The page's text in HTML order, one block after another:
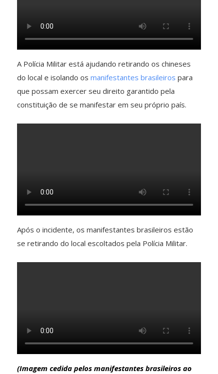
A Polícia Militar está ajudando retirando os chineses
do local e isolando os manifestantes brasileiros para
que possam exercer seu direito garantido pela
constituição de se manifestar em seu próprio país.
Após o incidente, os manifestantes brasileiros estão
se retirando do local escoltados pela Polícia Militar.
(Imagem cedida pelos manifestantes brasileiros ao